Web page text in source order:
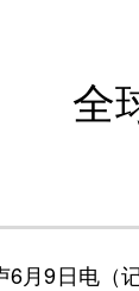
全
9日电（记